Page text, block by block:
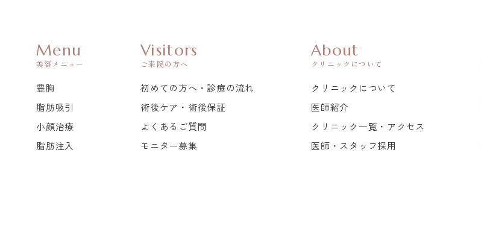
Menu
美容メニュー
豊胸
脂肪吸引
小顔治療
脂肪注入
Visitors
ご来院の方へ
初めての方へ・診療の流れ
術後ケア・術後保証
よくあるご質問
モニター募集
About
クリニックについて
クリニックについて
医師紹介
クリニック一覧・アクセス
医師・スタッフ採用